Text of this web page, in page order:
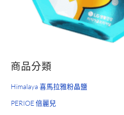
商品分類
Himalaya 喜馬拉雅粉晶鹽
PERIOE 倍麗兒